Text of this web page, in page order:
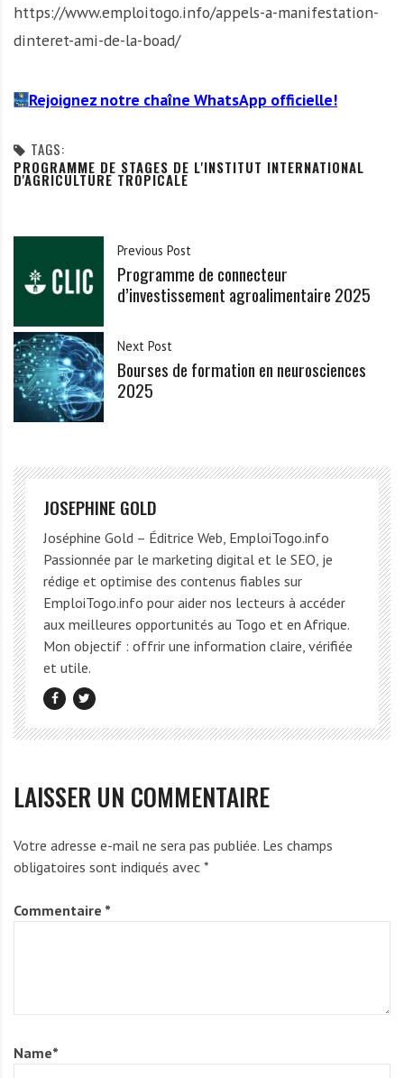
https://www.emploitogo.info/appels-a-manifestation-
dinteret-ami-de-la-boad/
Rejoignez notre chaîne WhatsApp officielle!
TAGS:
PROGRAMME DE STAGES DE L'INSTITUT INTERNATIONAL
D'AGRICULTURE TROPICALE
Previous Post
Programme de connecteur
d’investissement agroalimentaire 2025
Next Post
Bourses de formation en neurosciences
2025
JOSEPHINE GOLD
Joséphine Gold – Éditrice Web, EmploiTogo.info
Passionnée par le marketing digital et le SEO, je
rédige et optimise des contenus fiables sur
EmploiTogo.info pour aider nos lecteurs à accéder
aux meilleures opportunités au Togo et en Afrique.
Mon objectif : offrir une information claire, vérifiée
et utile.
LAISSER UN COMMENTAIRE
Votre adresse e-mail ne sera pas publiée. Les champs
obligatoires sont indiqués avec *
Commentaire *
Name*